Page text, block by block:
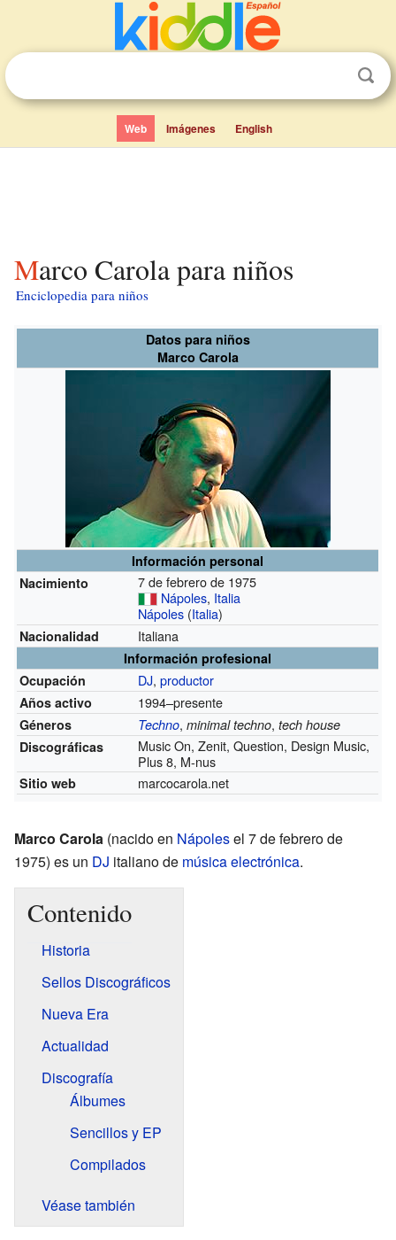
Web Imágenes English
Marco Carola para niños
Enciclopedia para niños
Datos para niños
Marco Carola
Información personal
Nacimiento
7 de febrero de 1975
Nápoles, Italia
Nápoles (Italia)
Nacionalidad Italiana
Información profesional
Ocupación
DJ,productor
Años activo 1994–presente
Géneros Techno,minimal techno,tech house
Discográficas
Music On, Zenit, Question, Design Music,
Plus 8, M-nus
Sitio web marcocarola.net
Marco Carola (nacido en Nápolesel 7 de febrero de
1975) es un DJ italiano de música electrónica.
Contenido
Historia
Sellos Discográficos
Nueva Era
Actualidad
Discografía
Álbumes
Sencillos y EP
Compilados
Véase también